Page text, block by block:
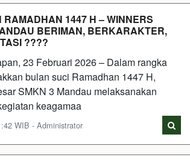
RAMADHAN 1447 H – WINNERS
BERIMAN, BERKARAKTER,
????
23 Februari 2026 – Dalam rangka
bulan suci Ramadhan 1447 H,
SMKN 3 Mandau melaksanakan
keagamaa
WIB - Administrator